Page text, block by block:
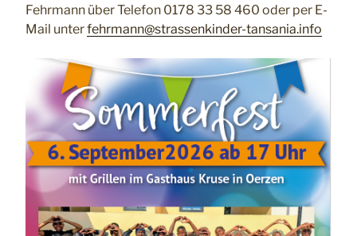
Fehrmann über Telefon 0178 33 58 460 oder per E-
Mail unterfehrmann@strassenkinder-tansania.info